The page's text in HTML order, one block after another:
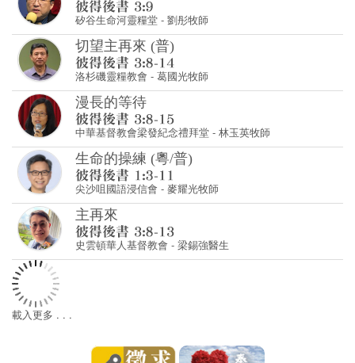
矽谷生命河靈糧堂 - 劉彤牧師
切望主再來 (普)
洛杉磯靈糧教會 - 葛國光牧師
漫長的等待
中華基督教會梁發紀念禮拜堂 - 林玉英牧師
生命的操練 (粵/普)
尖沙咀國語浸信會 - 麥耀光牧師
主再來
史雲頓華人基督教會 - 梁錫強醫生
載入更多 . . .